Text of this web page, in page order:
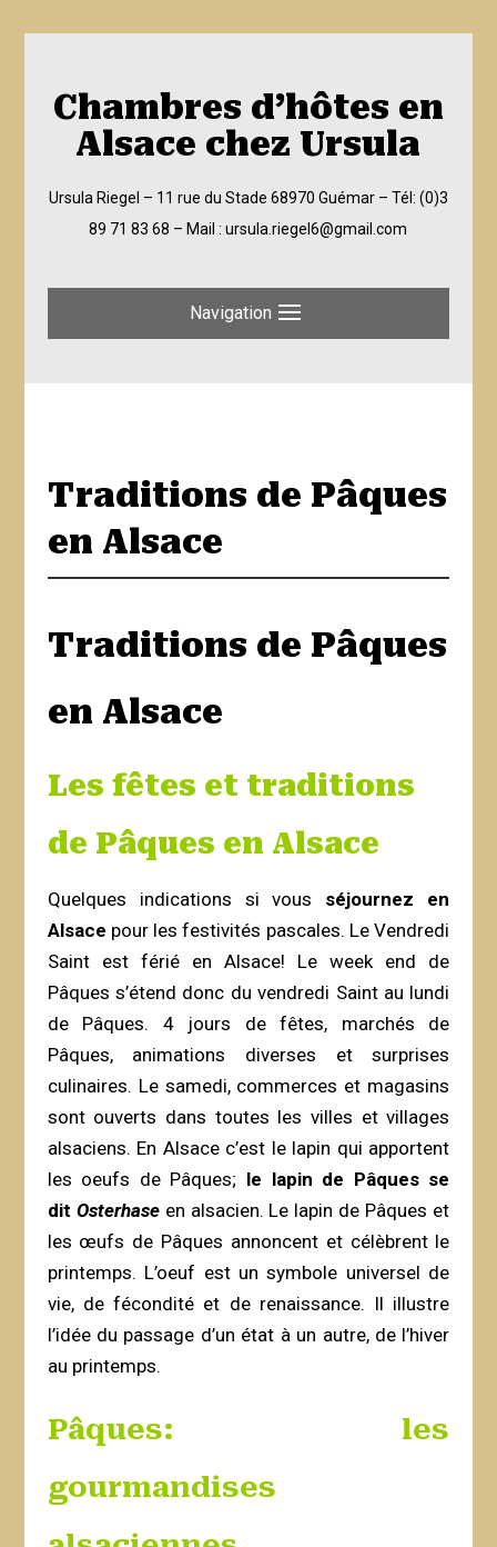
Chambres d’hôtes en
Alsace chez Ursula
Ursula Riegel – 11 rue du Stade 68970 Guémar – Tél: (0)3
89 71 83 68 – Mail :ursula.riegel6@gmail.com
Navigation
Traditions de Pâques
en Alsace
Traditions de Pâques
en Alsace
Les fêtes et traditions
de Pâques en Alsace
Quelques indications si vous séjournez en
Alsace pour les festivités pascales. Le Vendredi
Saint est férié en Alsace! Le week end de
Pâques s’étend donc du vendredi Saint au lundi
de Pâques. 4 jours de fêtes, marchés de
Pâques, animations diverses et surprises
culinaires. Le samedi, commerces et magasins
sont ouverts dans toutes les villes et villages
alsaciens. En Alsace c’est le lapin qui apportent
les oeufs de Pâques; le lapin de Pâques se
dit Osterhase en alsacien. Le lapin de Pâques et
les œufs de Pâques annoncent et célèbrent le
printemps. L’oeuf est un symbole universel de
vie, de fécondité et de renaissance. Il illustre
l’idée du passage d’un état à un autre, de l’hiver
au printemps.
Pâques: les
gourmandises